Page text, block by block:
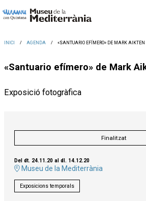
INICI AGENDA «SANTUARIO EFÍMERO» DE MARK AIKTEN
«Santuario efímero» de Mark
Exposició fotogràfica
Finalitzat
Del dt. 24.11.20 al dl. 14.12.20
Museu de la Mediterrània
Exposicions temporals